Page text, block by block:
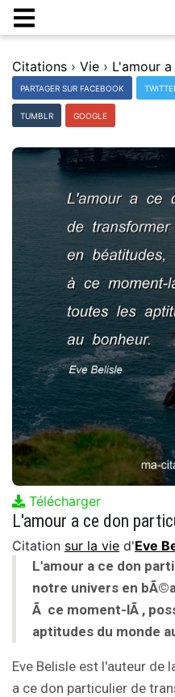
Citations › Vie ›
PARTAGER SUR FACEBOOK
TUMBLR GOOGLE
Télécharger
Citation sur la vie d'Eve
L'amour a ce don
notre univers en
Ã ce moment-lÃ ,
aptitudes du monde
Eve Belisle est l'auteur de
a ce don particulier de